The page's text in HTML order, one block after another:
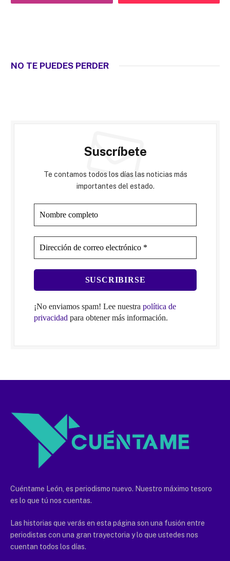
NO TE PUEDES PERDER
Suscríbete
Te contamos todos los días las noticias más
importantes del estado.
¡No enviamos spam! Lee nuestra política de
privacidad para obtener más información.
Cuéntame León, es periodismo nuevo. Nuestro máximo tesoro
es lo que tú nos cuentas.
Las historias que verás en esta página son una fusión entre
periodistas con una gran trayectoria y lo que ustedes nos
cuentan todos los días.